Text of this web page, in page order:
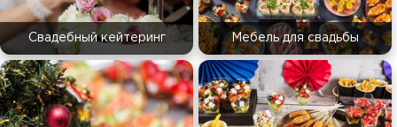
Свадебный кейтеринг Мебель для свадьбы